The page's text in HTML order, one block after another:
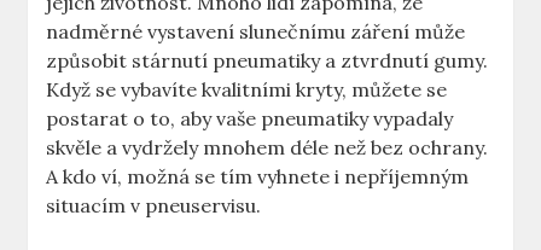
nadměrné vystavení slunečnímu záření může
způsobit stárnutí pneumatiky a ztvrdnutí gumy.
Když se vybavíte kvalitními kryty, můžete se
postarat o to, aby vaše pneumatiky vypadaly
skvěle a vydržely mnohem déle než bez ochrany.
A kdo ví, možná se tím vyhnete i nepříjemným
situacím v pneuservisu.